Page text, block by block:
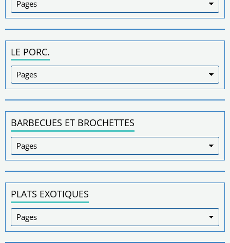
LE PORC.
BARBECUES ET BROCHETTES
PLATS EXOTIQUES